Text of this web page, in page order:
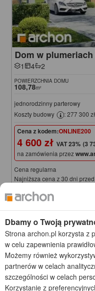
Dom w plumeriach
1 4 2
POWIERZCHNIA DOMU
108,78m²
jednorodzinny parterowy
Koszty budowy
: 277 300
Cena z kodem:ONLINE200
4 600 zł (3
na zamówienia przez
Cena regularna
Najniższa cena z 30 dni
Dbamy o Twoją
Strona archon.pl korzysta z
w celu zapewnienia
Możemy również
partnerów w celach
szczególności w celach
Korzystanie z